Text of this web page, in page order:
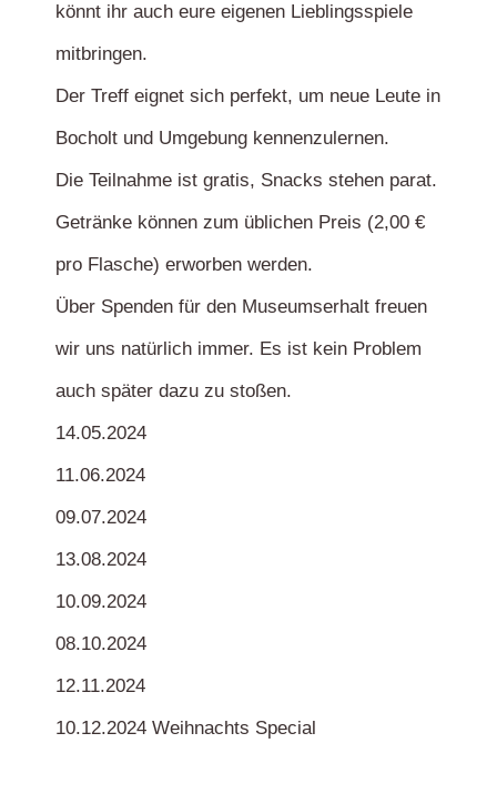
könnt ihr auch eure eigenen Lieblingsspiele
mitbringen.
Der Treff eignet sich perfekt, um neue Leute in
Bocholt und Umgebung kennenzulernen.
Die Teilnahme ist gratis, Snacks stehen parat.
Getränke können zum üblichen Preis (2,00 €
pro Flasche) erworben werden.
Über Spenden für den Museumserhalt freuen
wir uns natürlich immer. Es ist kein Problem
auch später dazu zu stoßen.
14.05.2024
11.06.2024
09.07.2024
13.08.2024
10.09.2024
08.10.2024
12.11.2024
10.12.2024 Weihnachts Special